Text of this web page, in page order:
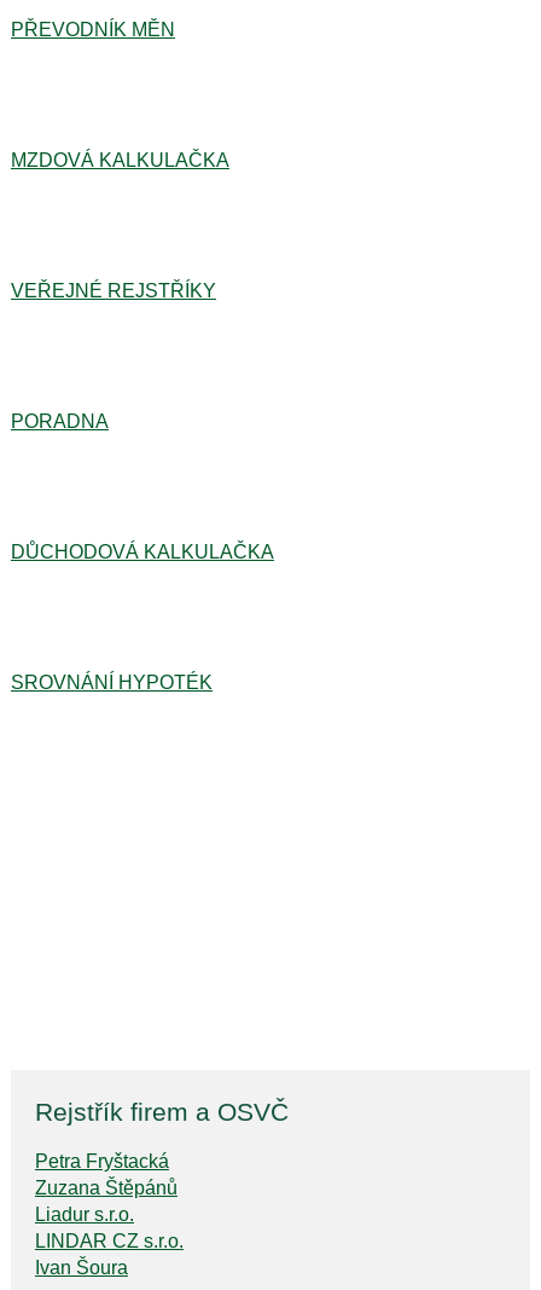
PŘEVODNÍK MĚN
MZDOVÁ KALKULAČKA
VEŘEJNÉ REJSTŘÍKY
PORADNA
DŮCHODOVÁ KALKULAČKA
SROVNÁNÍ HYPOTÉK
Rejstřík firem a OSVČ
Petra Fryštacká
Zuzana Štěpánů
Liadur s.r.o.
LINDAR CZ s.r.o.
Ivan Šoura